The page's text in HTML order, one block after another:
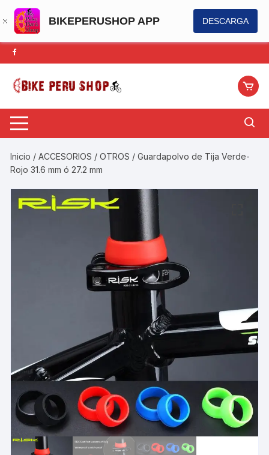
BIKEPERUSHOP APP DESCARGA
Saltar
al
contenido
Inicio /ACCESORIOS /OTROS / Guardapolvo de Tija Verde-
Rojo 31.6 mm ó 27.2 mm